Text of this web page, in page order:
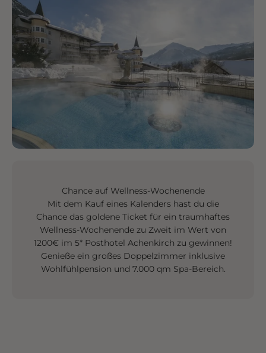
Chance auf Wellness-Wochenende
Mit dem Kauf eines Kalenders hast du die
Chance das goldene Ticket für ein traumhaftes
Wellness-Wochenende zu Zweit im Wert von
1200€ im 5* Posthotel Achenkirch zu gewinnen!
Genieße ein großes Doppelzimmer inklusive
Wohlfühlpension und 7.000 qm Spa-Bereich.